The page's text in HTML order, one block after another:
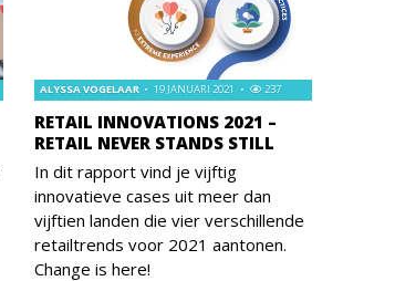
RETAIL INNOVATIONS 2021 –
RETAIL NEVER STANDS STILL
ALYSSA VOGELAAR 19 JANUARI 2021 237
In dit rapport vind je vijftig
innovatieve cases uit meer dan
vijftien landen die vier verschillende
retailtrends voor 2021 aantonen.
Change is here!